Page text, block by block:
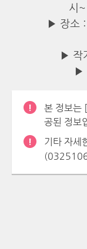
시
▶ 장소
▶ 작
▶
본 정보는
공된 정보
기타 자세